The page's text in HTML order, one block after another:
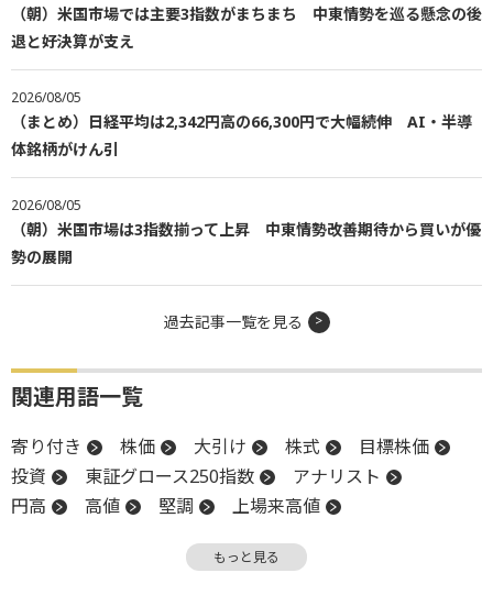
（朝）米国市場では主要3指数がまちまち 中東情勢を巡る懸念の後
退と好決算が支え
2026/08/05
（まとめ）日経平均は2,342円高の66,300円で大幅続伸 AI・半導
体銘柄がけん引
2026/08/05
（朝）米国市場は3指数揃って上昇 中東情勢改善期待から買いが優
勢の展開
過去記事一覧を見る
関連用語一覧
寄り付き 株価 大引け 株式
目標株価
投資
東証グロース250指数
アナリスト
円高
高値 堅調
上場来高値
信用リスク 前場
もっと見る